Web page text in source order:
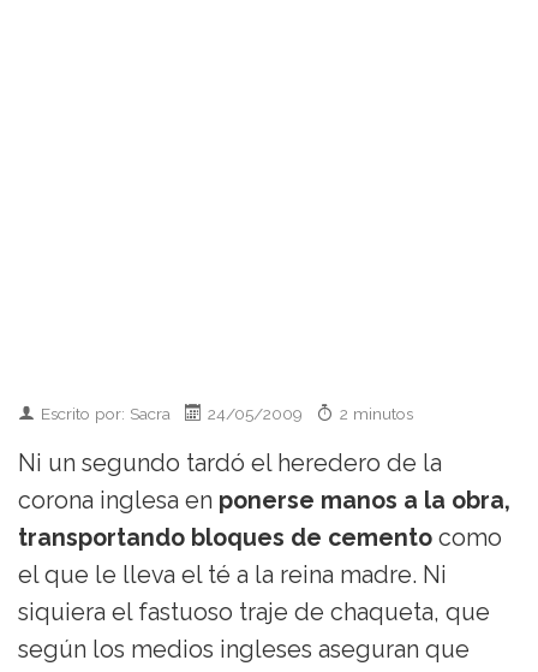
Escrito por: Sacra 24/05/2009 2 minutos
Ni un segundo tardó el heredero de la
corona inglesa en ponerse manos a la obra,
transportando bloques de cemento como
el que le lleva el té a la reina madre. Ni
siquiera el fastuoso traje de chaqueta, que
según los medios ingleses aseguran que